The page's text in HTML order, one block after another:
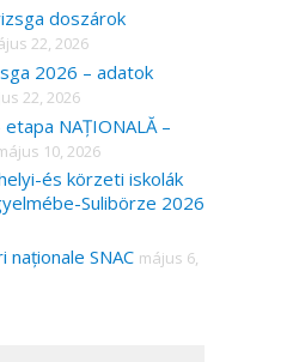
doszárok
22, 2026
2026 – adatok
22, 2026
NAȚIONALĂ –
10, 2026
és körzeti iskolák
Sulibörze 2026
naționale SNAC május 6,